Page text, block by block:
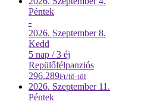
Péntek
-
2026. Szeptember 8.
Kedd
5 nap / 3 éj
Repülőfélpanziós
296.289Ft/fő-től
2026. Szeptember 11.
Péntek